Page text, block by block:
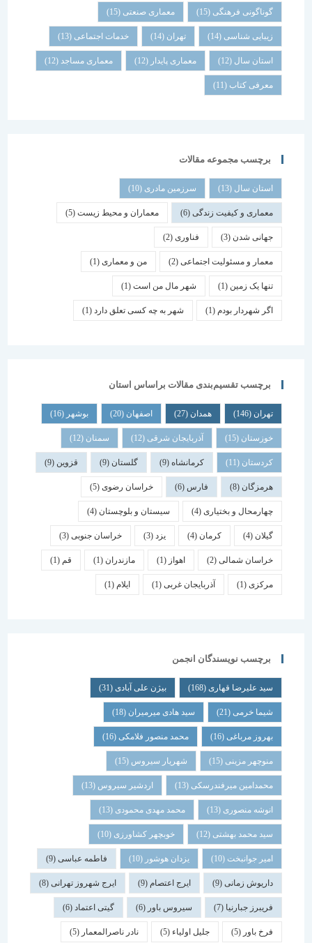
گوناگونی فرهنگی (15) معماری صنعتی(15)
زیبایی شناسی (14) تهران خدمات اجتماعی (13)
استان سال(12) معماری پایدار (12) معماری مساجد(12)
معرفی کتاب(11)
برچسب مجموعه مقالات
استان سال(13) سرزمین مادری(10)
معماری و کیفیت زندگی(6) معماران و محیط زیست(5)
جهانی شدن(3) فناوری (2)
معمار و مسئولیت اجتماعی (2) من و معماری (1)
تنها یک زمین(1) شهر مال من است(1)
اگر شهردار بودم (1) شهر به چه کسی تعلق دارد(1)
برچسب تقسیم‌بندی مقالات براساس استان
همدان اصفهان (20) بوشهر
خوزستان(15) آذربایجان شرقی(12) سمنان (12)
کردستان(11) کرمانشاه(9) گلستان (9) قزوین
هرمزگان(8) فارس خراسان رضوی(5)
چهارمحال و بختیاری (4) سیستان و بلوچستان(4)
کرمان یزد خراسان جنوبی(3)
خراسان شمالی(2) اهواز مازندران(1) قم
(1) آذربایجان غربی(1) ایلام
برچسب نویسندگان انجمن
سید علیرضا قهاری(168) بیژن علی آبادی(31)
شیما خرمی(21) سید هادی میرمیران(18)
بهروز مرباغی (16) محمد منصور فلامکی (16)
منوچهر مزینی(15) شهریار سیروس(15)
محمدامین میرفندرسکی(13) اردشیر سیروس(13)
انوشه منصوری(13) محمد مهدی محمودی(13)
سید محمد بهشتی(12) خوبچهر کشاورزی(10)
امیر جوانبخت(10) یزدان هوشور(10) فاطمه عباسی(9)
داریوش زمانی(9) ایرج اعتصام(9) ایرج شهروز تهرانی(8)
فریبرز جبارنیا(7) سیروس باور(6) گیتی اعتماد(6)
فرخ باور(5) جلیل اولیاء(5) نادر ناصرالمعمار (5)